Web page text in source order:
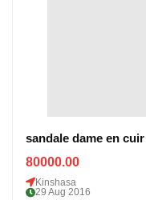
sandale dame en
80000.00
Kinshasa
29 Aug 2016